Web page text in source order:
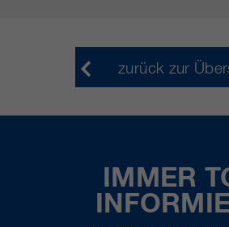
zurück zur
IMMER